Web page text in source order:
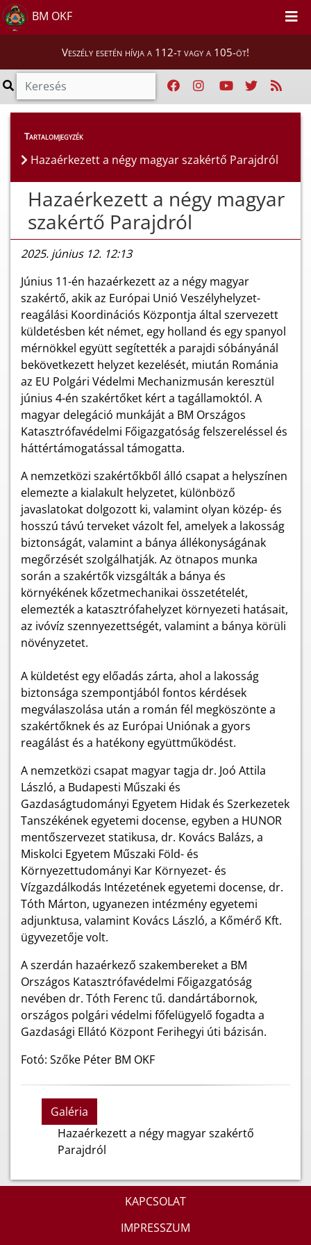
BM OKF
Veszély esetén hívja a 112-t vagy a 105-öt!
Híreink > Hírek
Tartalomjegyzék
Hazaérkezett a négy magyar szakértő Parajdról
Hazaérkezett a négy magyar
szakértő Parajdról
2025. június 12. 12:13
Június 11-én hazaérkezett az a négy magyar
szakértő, akik az Európai Unió Veszélyhelyzet-
reagálási Koordinációs Központja által szervezett
küldetésben két német, egy holland és egy spanyol
mérnökkel együtt segítették a parajdi sóbányánál
bekövetkezett helyzet kezelését, miután Románia
az EU Polgári Védelmi Mechanizmusán keresztül
június 4-én szakértőket kért a tagállamoktól. A
magyar delegáció munkáját a BM Országos
Katasztrófavédelmi Főigazgatóság felszereléssel és
háttértámogatással támogatta.
A nemzetközi szakértőkből álló csapat a helyszínen
elemezte a kialakult helyzetet, különböző
javaslatokat dolgozott ki, valamint olyan közép- és
hosszú távú terveket vázolt fel, amelyek a lakosság
biztonságát, valamint a bánya állékonyságának
megőrzését szolgálhatják. Az ötnapos munka
során a szakértők vizsgálták a bánya és
környékének kőzetmechanikai összetételét,
elemezték a katasztrófahelyzet környezeti hatásait,
az ivóvíz szennyezettségét, valamint a bánya körüli
növényzetet.
A küldetést egy előadás zárta, ahol a lakosság
biztonsága szempontjából fontos kérdések
megválaszolása után a román fél megköszönte a
szakértőknek és az Európai Uniónak a gyors
reagálást és a hatékony együttműködést.
A nemzetközi csapat magyar tagja dr. Joó Attila
László, a Budapesti Műszaki és
Gazdaságtudományi Egyetem Hidak és Szerkezetek
Tanszékének egyetemi docense, egyben a HUNOR
mentőszervezet statikusa, dr. Kovács Balázs, a
Miskolci Egyetem Műszaki Föld- és
Környezettudományi Kar Környezet- és
Vízgazdálkodás Intézetének egyetemi docense, dr.
Tóth Márton, ugyanezen intézmény egyetemi
adjunktusa, valamint Kovács László, a Kőmérő Kft.
ügyvezetője volt.
A szerdán hazaérkező szakembereket a BM
Országos Katasztrófavédelmi Főigazgatóság
nevében dr. Tóth Ferenc tű. dandártábornok,
országos polgári védelmi főfelügyelő fogadta a
Gazdasági Ellátó Központ Ferihegyi úti bázisán.
Fotó: Szőke Péter BM OKF
Galéria
Hazaérkezett a négy magyar szakértő
Parajdról
KAPCSOLAT
IMPRESSZUM